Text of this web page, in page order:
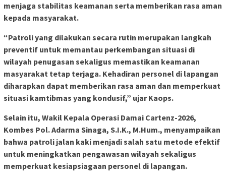
menjaga stabilitas keamanan serta memberikan rasa aman
kepada masyarakat.
“Patroli yang dilakukan secara rutin merupakan langkah
preventif untuk memantau perkembangan situasi di
wilayah penugasan sekaligus memastikan keamanan
masyarakat tetap terjaga. Kehadiran personel di lapangan
diharapkan dapat memberikan rasa aman dan memperkuat
situasi kamtibmas yang kondusif,” ujar Kaops.
Selain itu, Wakil Kepala Operasi Damai Cartenz-2026,
Kombes Pol. Adarma Sinaga, S.I.K., M.Hum., menyampaikan
bahwa patroli jalan kaki menjadi salah satu metode efektif
untuk meningkatkan pengawasan wilayah sekaligus
memperkuat kesiapsiagaan personel di lapangan.